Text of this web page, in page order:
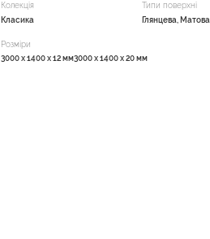
Колекція
Класика
Типи поверхні
Глянцева, Матова
Розміри
3000 x 1400 x 12 мм3000 x 1400 x 20 мм